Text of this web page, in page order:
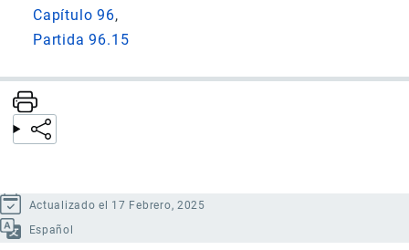
Capítulo 96
Partida 96.15
Actualizado el 17 Febrero, 2025
Español